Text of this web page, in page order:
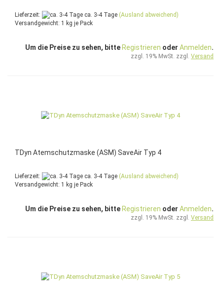
Lieferzeit: ca. 3-4 Tage (Ausland abweichend)
Versandgewicht: 1 kg je Pack
Um die Preise zu sehen, bitte Registrieren oder Anmelden.
zzgl. 19% MwSt. zzgl. Versand
TDyn Atemschutzmaske (ASM) SaveAir Typ 4
Lieferzeit: ca. 3-4 Tage (Ausland abweichend)
Versandgewicht: 1 kg je Pack
Um die Preise zu sehen, bitte Registrieren oder Anmelden.
zzgl. 19% MwSt. zzgl. Versand